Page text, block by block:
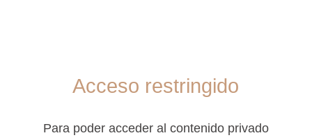
Acceso restringido
Para poder acceder al contenido privado